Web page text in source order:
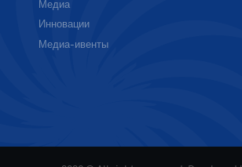
Медиа
Инновации
Медиа-ивенты